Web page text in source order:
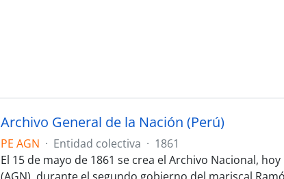
Archivo General de la Nación (Perú)
PE AGN · Entidad colectiva · 1861
El 15 de mayo de 1861 se crea el Archivo Nacional,